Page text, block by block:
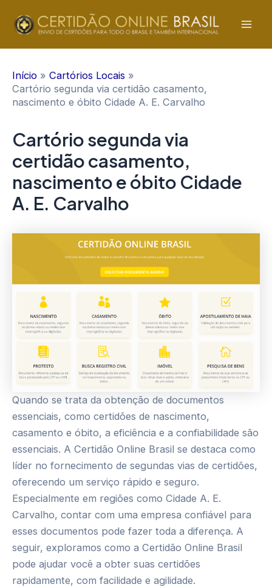
para
Início
Cartórios Locais
Cartório segunda via certidão casamento,
nascimento e óbito Cidade A. E. Carvalho
Cartório segunda via
certidão casamento,
nascimento e óbito Cidade
A. E. Carvalho
Quando se trata da obtenção de documentos
essenciais, como certidões de nascimento,
casamento e óbito, a eficiência e a confiabilidade são
essenciais. A Certidão Online Brasil se destaca como
líder no fornecimento de segundas vias de certidões,
oferecendo um serviço rápido e seguro.
Especialmente em regiões como Cidade A. E.
Carvalho, contar com uma empresa confiável para
esses documentos pode fazer toda a diferença. A
seguir, exploramos como a Certidão Online Brasil
pode ajudar você a obter suas certidões
rapidamente, com facilidade e agilidade.